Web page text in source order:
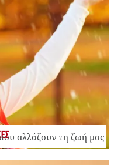
που αλλάζουν τη ζωή μας